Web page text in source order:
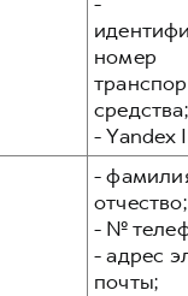
номер
средства;
- Yandex
-
отчество;
- №
- адрес
почты;